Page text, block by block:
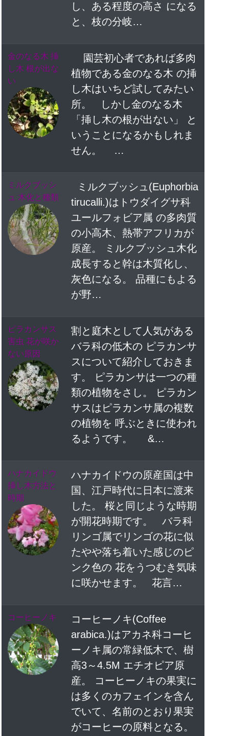
し、ある程度の高さ になる
と、枝の分岐…
金のなる木 挿
し木 根が出な
い
園芸初心者であれば多肉
植物である金のなる木 の挿
し木はいちど試してみたい
所。 しかし金のなる木
「挿し木の根が出ない」 と
いうことになるかもしれま
せん。 …
ミルクブッシ
ュ 木化と種類
ミルクブッシュ(Euphorbia
tirucalli.)はトウダイグサ科
ユールフォビア属 の多肉質
の小高木、熱帯アフリカが
原産。 ミルクブッシュ木化
成長すると幹は木質化し、
灰色になる。 品種にもよる
が野…
ピラカンサス
害虫 花が咲か
ない原因
割と庭木として人気がある
バラ科の低木の ピラカンサ
スについて紹介しておきま
す。 ピラカンサは一つの種
類の植物をさし。 ピラカン
サスはピラカンサ属の複数
の植物を 呼ぶときに使われ
るようです。 &…
ハナカイドウ
挿し木方法と
時期
ハナカイドウの原産国は中
国、江戸時代に日本に渡来
した。 桜と同じような時期
が開花時期です。 バラ科
リンゴ属でリンゴの花に似
たやや落ち着いた感じのピ
ンク色の 花をうつむき気味
に咲かせます。 花言…
コーヒーノキ
コーヒーノキ(Coffee
arabica.)はアカネ科コーヒ
ーノキ属の常緑低木で、樹
高3～4.5M エチオピア原
産。 コーヒーノキの果実に
は多くのカフェインを含ん
でいて、名前のとおり果実
がコーヒーの原料となる。